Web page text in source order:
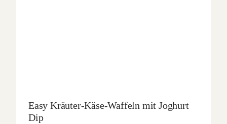
Easy Kräuter-Käse-Waffeln mit Joghurt
Dip